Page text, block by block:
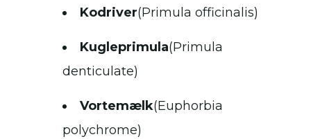
Kodriver(Primula officinalis)
Kugleprimula(Primula
denticulate)
Vortemælk(Euphorbia
polychrome)